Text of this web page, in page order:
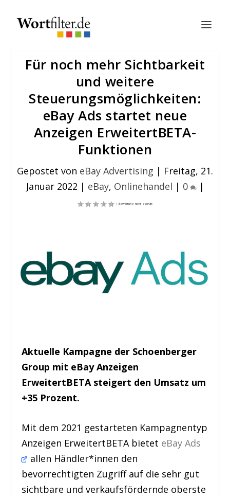
Für noch mehr Sichtbarkeit
und weitere
Steuerungsmöglichkeiten:
eBay Ads startet neue
Anzeigen ErweitertBETA-
Funktionen
Gepostet von eBay Advertising | Freitag, 21.
Januar 2022 | eBay, Onlinehandel | 0 |
Aktuelle Kampagne der Schoenberger
Group mit eBay Anzeigen
ErweitertBETA steigert den Umsatz um
+35 Prozent.
Mit dem 2021 gestarteten Kampagnentyp
Anzeigen ErweitertBETAbietet eBay Ads
allen Händler*innen den
bevorrechtigten Zugriff auf die sehr gut
sichtbare und verkaufsfördernde oberste